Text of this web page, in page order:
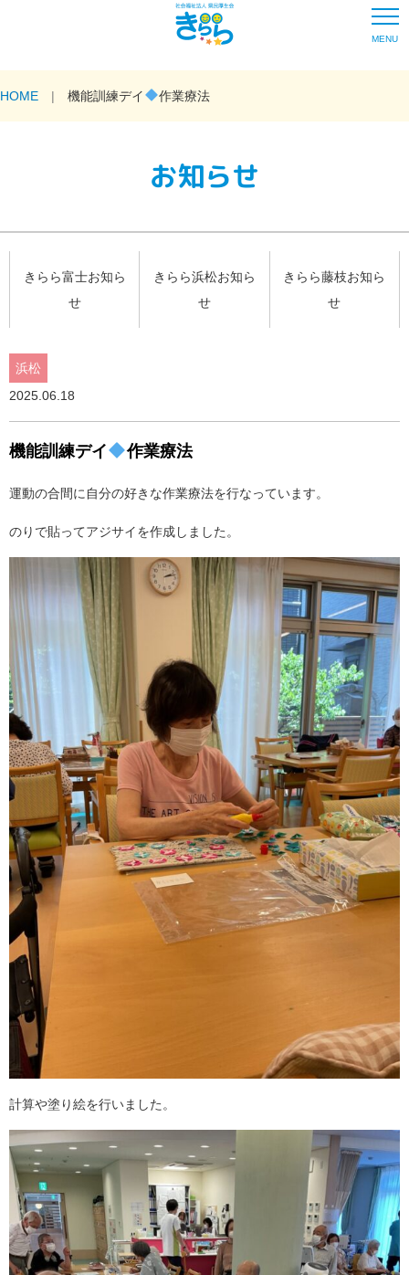
MENU
HOME 機能訓練デイ 作業療法
お知らせ
きらら富士お知ら
せ
きらら浜松お知ら
せ
きらら藤枝お知ら
せ
浜松
2025.06.18
機能訓練デイ 作業療法
運動の合間に自分の好きな作業療法を行なっています。
のりで貼ってアジサイを作成しました。
計算や塗り絵を行いました。